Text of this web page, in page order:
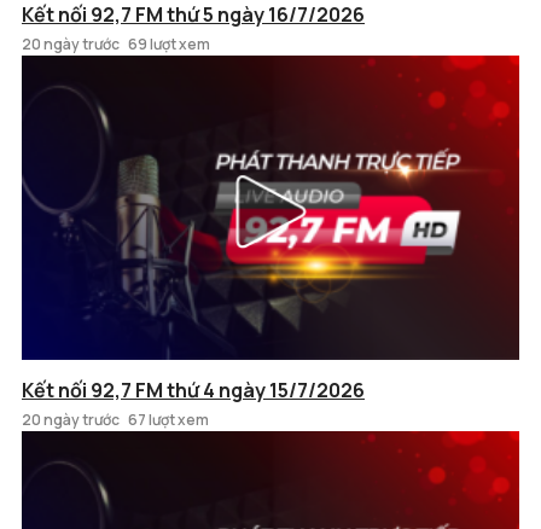
Kết nối 92,7 FM thứ 5 ngày 16/7/2026
20 ngày trước 69 lượt xem
Kết nối 92,7 FM thứ 4 ngày 15/7/2026
20 ngày trước 67 lượt xem